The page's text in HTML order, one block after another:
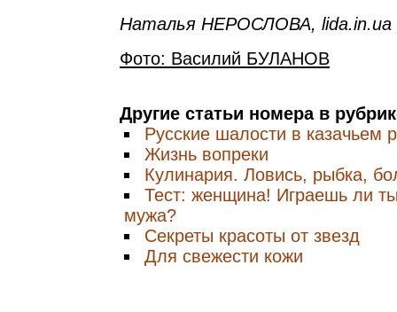
Наталья НЕРОСЛОВА, lida.in.ua
Фото: Василий БУЛАНОВ
Другие статьи номера в
Русские шалости в казачьем
Жизнь вопреки
Кулинария. Ловись, рыбка,
Тест: женщина! Играешь ли
мужа?
Секреты красоты от звезд
Для свежести кожи